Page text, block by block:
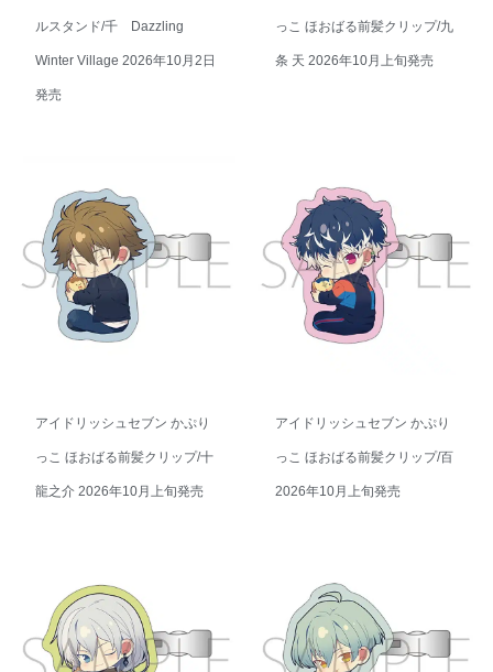
ルスタンド/千 Dazzling
Winter Village 2026年10月2日
発売
っこ ほおばる前髪クリップ/九
条 天 2026年10月上旬発売
アイドリッシュセブン かぷり
っこ ほおばる前髪クリップ/十
龍之介 2026年10月上旬発売
アイドリッシュセブン かぷり
っこ ほおばる前髪クリップ/百
2026年10月上旬発売